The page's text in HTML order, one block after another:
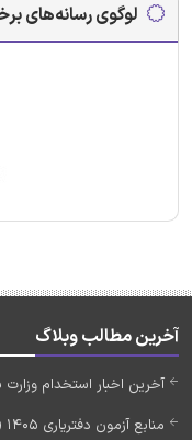
لوگوی رسانه‌های
آخرین مطالب وبلاگ
آخرین اخبار استخدام وزارت بهداشت
منابع آزمون دفتریاری 1405 (pdf رایگان)